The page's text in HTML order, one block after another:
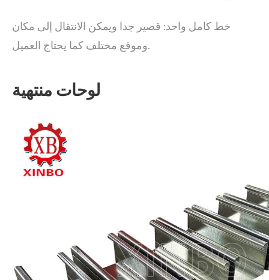
خط كامل واحد: قصير جدا ويمكن الانتقال إلى مكان
وموقع مختلف كما يحتاج العميل.
لوحات منتهية